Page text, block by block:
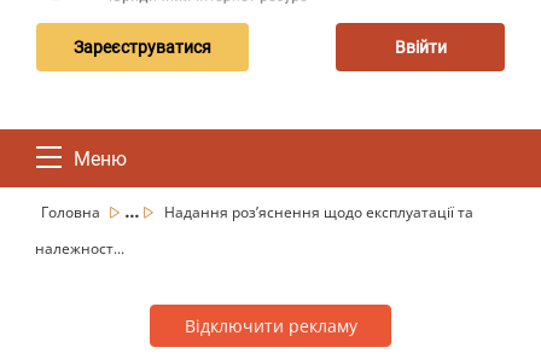
Зареєструватися Ввійти
Меню
Головна ...
Надання роз’яснення щодо експлуатації та
належност...
Відключити рекламу